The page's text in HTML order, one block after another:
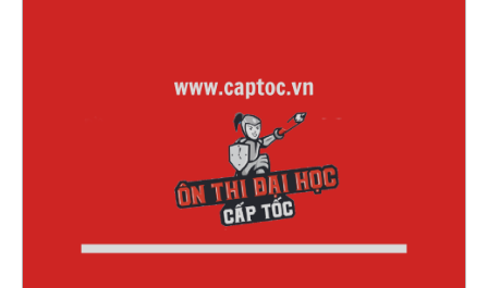
Xem chi tiết